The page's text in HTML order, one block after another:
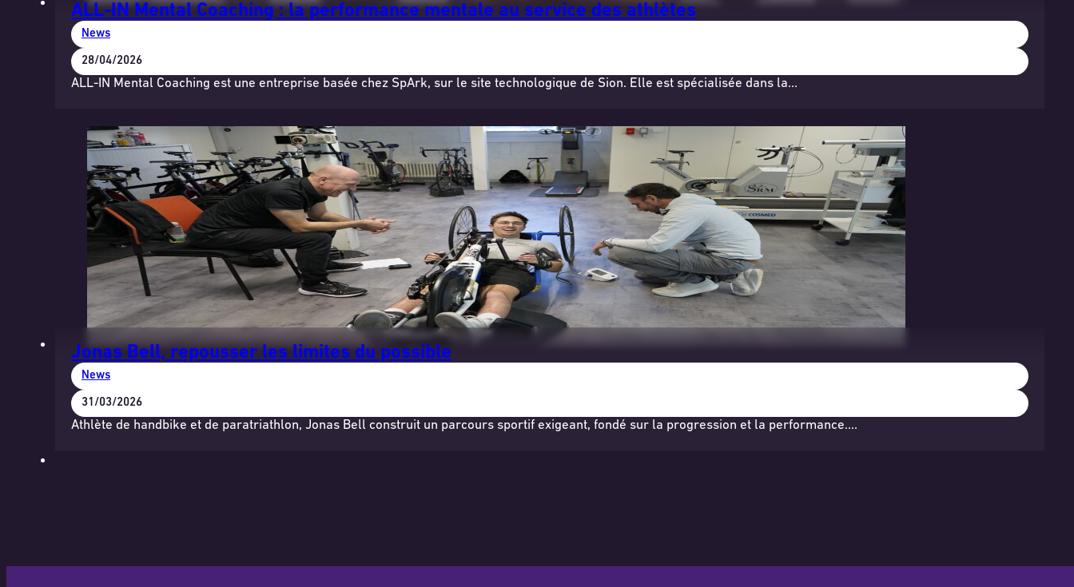
ALL-IN Mental Coaching : la performance mentale au service des athlètes
News
28/04/2026
ALL-IN Mental Coaching est une entreprise basée chez SpArk, sur le site technologique de Sion. Elle est spécialisée dans la…
Jonas Bell, repousser les limites du possible
News
31/03/2026
Athlète de handbike et de paratriathlon, Jonas Bell construit un parcours sportif exigeant, fondé sur la progression et la performance.…